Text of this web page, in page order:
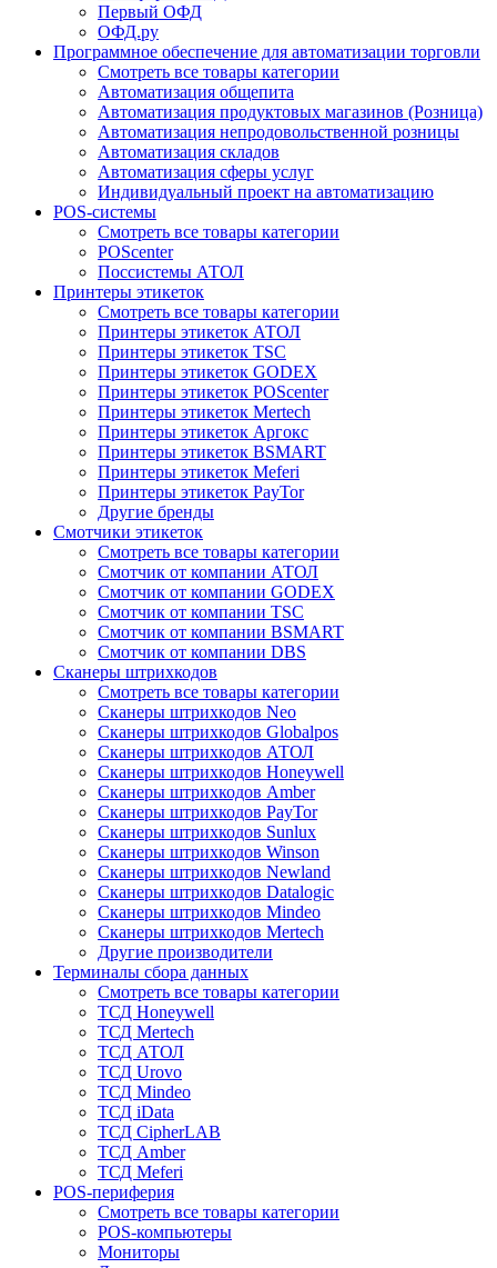
Первый ОФД
ОФД.ру
Программное обеспечение для автоматизации торговли
Смотреть все товары категории
Автоматизация общепита
Автоматизация продуктовых магазинов (Розница)
Автоматизация непродовольственной розницы
Автоматизация складов
Автоматизация сферы услуг
Индивидуальный проект на автоматизацию
POS-системы
Смотреть все товары категории
POScenter
Поссистемы АТОЛ
Принтеры этикеток
Смотреть все товары категории
Принтеры этикеток АТОЛ
Принтеры этикеток TSC
Принтеры этикеток GODEX
Принтеры этикеток POScenter
Принтеры этикеток Mertech
Принтеры этикеток Аргокс
Принтеры этикеток BSMART
Принтеры этикеток Meferi
Принтеры этикеток PayTor
Другие бренды
Смотчики этикеток
Смотреть все товары категории
Смотчик от компании АТОЛ
Смотчик от компании GODEX
Смотчик от компании TSC
Смотчик от компании BSMART
Смотчик от компании DBS
Сканеры штрихкодов
Смотреть все товары категории
Сканеры штрихкодов Neo
Сканеры штрихкодов Globalpos
Сканеры штрихкодов АТОЛ
Сканеры штрихкодов Honeywell
Сканеры штрихкодов Amber
Сканеры штрихкодов PayTor
Сканеры штрихкодов Sunlux
Сканеры штрихкодов Winson
Сканеры штрихкодов Newland
Сканеры штрихкодов Datalogic
Сканеры штрихкодов Mindeo
Сканеры штрихкодов Mertech
Другие производители
Терминалы сбора данных
Смотреть все товары категории
ТСД Honeywell
ТСД Mertech
ТСД АТОЛ
ТСД Urovo
ТСД Mindeo
ТСД iData
ТСД CipherLAB
ТСД Amber
ТСД Meferi
POS-периферия
Смотреть все товары категории
POS-компьютеры
Мониторы